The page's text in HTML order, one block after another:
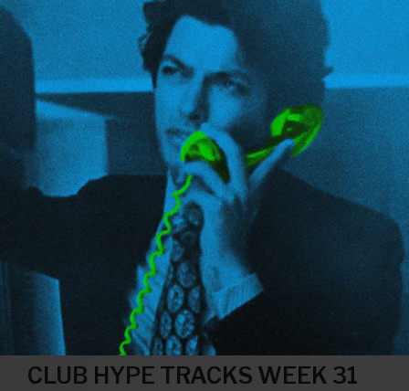
CLUB HYPE TRACKS WEEK 31